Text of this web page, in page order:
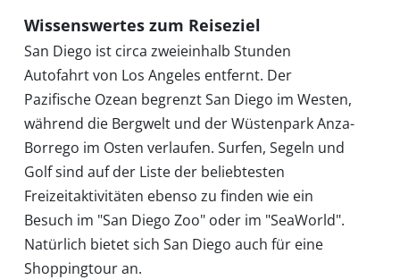
Wissenswertes zum Reiseziel
San Diego ist circa zweieinhalb Stunden
Autofahrt von Los Angeles entfernt. Der
Pazifische Ozean begrenzt San Diego im Westen,
während die Bergwelt und der Wüstenpark Anza-
Borrego im Osten verlaufen. Surfen, Segeln und
Golf sind auf der Liste der beliebtesten
Freizeitaktivitäten ebenso zu finden wie ein
Besuch im "San Diego Zoo" oder im "SeaWorld".
Natürlich bietet sich San Diego auch für eine
Shoppingtour an.